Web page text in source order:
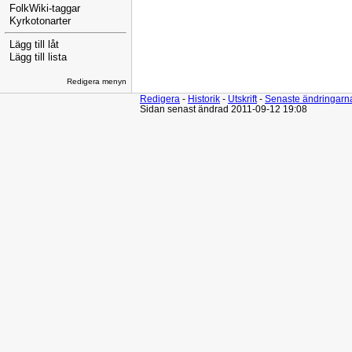
FolkWiki-taggar
Kyrkotonarter
Lägg till låt
Lägg till lista
Redigera menyn
Redigera - Historik - Utskrift- Senaste
Sidan senast ändrad 2011-09-12 19:08